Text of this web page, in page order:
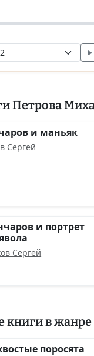
Петрова
и маньяк
Сергей
и портрет
Сергей
книги в
поросята